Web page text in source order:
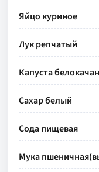
Яйцо куриное
Лук репчатый
Капуста
Сахар белый
Сода пищевая
Мука